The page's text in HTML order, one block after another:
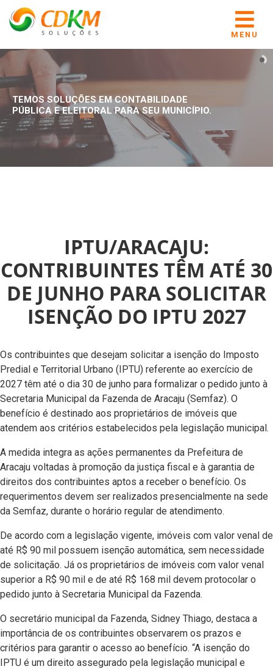
MENU
TEMOS SOLUÇÕES EM CONTABILIDADE
PÚBLICA E ELEITORAL PARA SEU MUNICÍPIO.
IPTU/ARACAJU:
CONTRIBUINTES TÊM ATÉ 30
DE JUNHO PARA SOLICITAR
ISENÇÃO DO IPTU 2027
Os contribuintes que desejam solicitar a isenção do Imposto
Predial e Territorial Urbano (IPTU) referente ao exercício de
2027 têm até o dia 30 de junho para formalizar o pedido junto à
Secretaria Municipal da Fazenda de Aracaju (Semfaz). O
benefício é destinado aos proprietários de imóveis que
atendem aos critérios estabelecidos pela legislação municipal.
A medida integra as ações permanentes da Prefeitura de
Aracaju voltadas à promoção da justiça fiscal e à garantia de
direitos dos contribuintes aptos a receber o benefício. Os
requerimentos devem ser realizados presencialmente na sede
da Semfaz, durante o horário regular de atendimento.
De acordo com a legislação vigente, imóveis com valor venal de
até R$ 90 mil possuem isenção automática, sem necessidade
de solicitação. Já os proprietários de imóveis com valor venal
superior a R$ 90 mil e de até R$ 168 mil devem protocolar o
pedido junto à Secretaria Municipal da Fazenda.
O secretário municipal da Fazenda, Sidney Thiago, destaca a
importância de os contribuintes observarem os prazos e
critérios para garantir o acesso ao benefício. “A isenção do
IPTU é um direito assegurado pela legislação municipal e